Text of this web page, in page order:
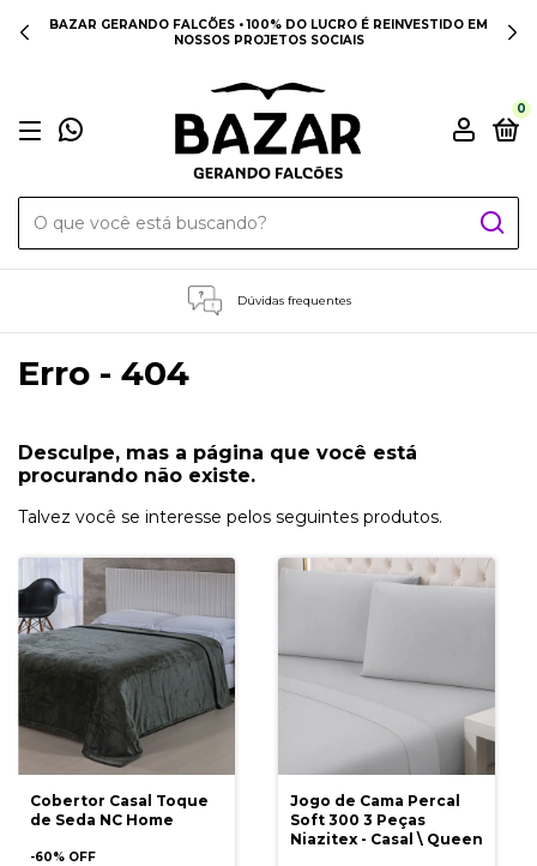
BAZAR GERANDO FALCÕES • 100% DO LUCRO É REINVESTIDO EM
NOSSOS PROJETOS SOCIAIS
0
Dúvidas frequentes
Erro - 404
Desculpe, mas a página que você está
procurando não existe.
Talvez você se interesse pelos seguintes produtos.
Cobertor Casal Toque
de Seda NC Home
-60% OFF
Jogo de Cama Percal
Soft 300 3 Peças
Niazitex - Casal \ Queen